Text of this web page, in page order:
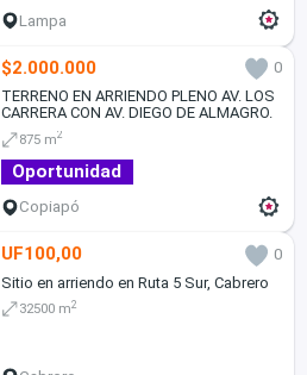
Lampa
$2.000.000
0
TERRENO EN ARRIENDO PLENO AV. LOS
CARRERA CON AV. DIEGO DE ALMAGRO.
875 m2
Oportunidad
Copiapó
UF100,00
0
Sitio en arriendo en Ruta 5 Sur, Cabrero
32500 m2